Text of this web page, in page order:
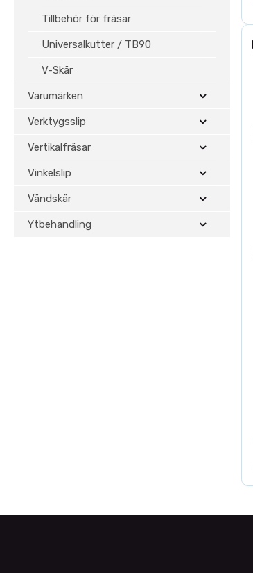
Tillbehör för fräsar
Universalkutter / TB90
V-Skär
Varumärken
Verktygsslip
Vertikalfräsar
Vinkelslip
Vändskär
Ytbehandling